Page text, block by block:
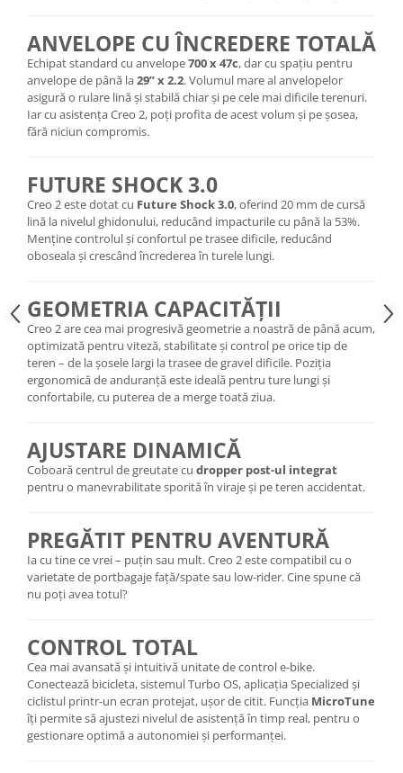
Roți spate
Set roți
Accesorii roți
Roți față
Schimbătoare
Schimbătoare spate
Piese schimbătoare
Șei
Tije sa
Coliere tije șa
Manete tije telescopice
Piese tije sa
Tije fixe
Tubeless și soluții anti-pană
Arcuri
Groupset
ANVELOPE CU ÎNCREDERE TOTALĂ
Echipat standard cu anvelope700 x 47c, dar cu spațiu pentru
anvelope de până la29” x 2.2. Volumul mare al anvelopelor
asigură o rulare lină și stabilă chiar și pe cele mai dificile terenuri.
Iar cu asistența Creo 2, poți profita de acest volum și pe șosea,
fără niciun compromis.
FUTURE SHOCK 3.0
Creo 2 este dotat cu Future Shock 3.0, oferind 20 mm de cursă
lină la nivelul ghidonului, reducând impacturile cu până la 53%.
Menține controlul și confortul pe trasee dificile, reducând
oboseala și crescând încrederea în turele lungi.
GEOMETRIA CAPACITĂȚII
Creo 2 are cea mai progresivă geometrie a noastră de până acum,
optimizată pentru viteză, stabilitate și control pe orice tip de
teren – de la șosele largi la trasee de gravel dificile. Poziția
ergonomică de anduranță este ideală pentru ture lungi și
confortabile, cu puterea de a merge toată ziua.
AJUSTARE DINAMICĂ
Coboară centrul de greutate cu dropper post-ul integrat
pentru o manevrabilitate sporită în viraje și pe teren accidentat.
PREGĂTIT PENTRU AVENTURĂ
Ia cu tine ce vrei – puțin sau mult. Creo 2 este compatibil cu o
varietate de portbagaje față/spate sau low-rider. Cine spune că
nu poți avea totul?
CONTROL TOTAL
Cea mai avansată și intuitivă unitate de control e-bike.
Conectează bicicleta, sistemul Turbo OS, aplicația Specialized și
ciclistul printr-un ecran protejat, ușor de citit. Funcția MicroTune
îți permite să ajustezi nivelul de asistență în timp real, pentru o
gestionare optimă a autonomiei și performanței.